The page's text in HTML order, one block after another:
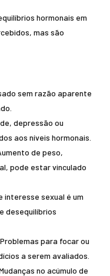
hormonais em
mas são
sem razão aparente
depressão ou
aos níveis hormonais.
de peso,
pode estar vinculado
interesse sexual é um
desequilíbrios
Problemas para focar ou
a serem avaliados.
no acúmulo de